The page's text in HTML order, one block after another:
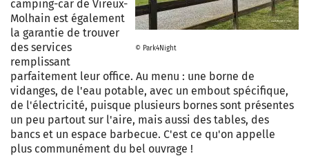
© Park4Night
camping-car de Vireux-
Molhain est également
la garantie de trouver
des services
remplissant
parfaitement leur office. Au menu : une borne de
vidanges, de l'eau potable, avec un embout spécifique,
de l'électricité, puisque plusieurs bornes sont présentes
un peu partout sur l'aire, mais aussi des tables, des
bancs et un espace barbecue. C'est ce qu'on appelle
plus communément du bel ouvrage !